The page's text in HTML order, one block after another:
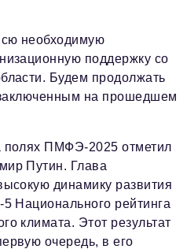
необходимую
поддержку со
Будем продолжать
на прошедшем
полях ПМФЭ-2025 отметил
Путин. Глава
динамику развития
Национального рейтинга
климата. Этот результат
очередь, в его